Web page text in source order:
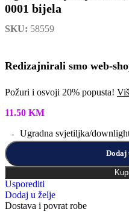
0001 bijela
SKU: 58559
Redizajnirali smo web-
Požuri i osvoji 20% popusta!
11.50 KM
Ugradna svjetiljka/
Dodaj
Usporediti
Dodaj u želje
Dostava i povrat robe